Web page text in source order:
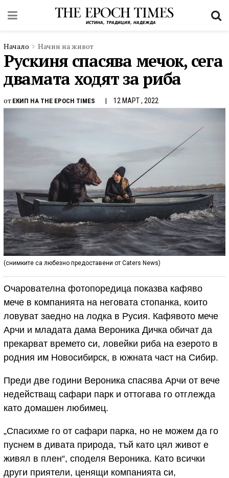
Начало Начин на живот
Рускиня спасява мечок, сега
двамата ходят за риба
от ЕКИП НА THE EPOCH TIMES 12 МАРТ , 2022
(снимките са любезно предоставени от Caters News)
Очарователна фотопоредица показва кафяво
мече в компанията на неговата стопанка, които
ловуват заедно на лодка в Русия. Кафявото мече
Арчи и младата дама Вероника Дичка обичат да
прекарват времето си, ловейки риба на езерото в
родния им Новосибирск, в южната част на Сибир.
Преди две години Вероника спасява Арчи от вече
недействащ сафари парк и оттогава го отглежда
като домашен любимец.
„Спасихме го от сафари парка, но не можем да го
пуснем в дивата природа, тъй като цял живот е
живял в плен“, споделя Вероника. Като всички
други приятели, ценящи компанията си,